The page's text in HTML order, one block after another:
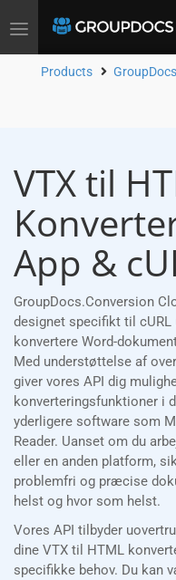
Toggle
Products
VTX til
App &
GroupDocs.Conversion
designet specifikt til cURL
konvertere Word-
Med understøttelse af
giver vores API dig
konverteringsfunktioner i
yderligere software som
Reader. Uanset om du
eller en anden platform,
problemfri og præcise
helst og hvor som helst.
Vores API tilbyder
dine VTX til HTML
specifikke behov. Du kan